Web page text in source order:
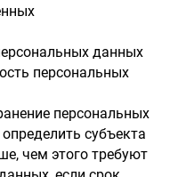
данных
персональных
персональных
субъекта
чем этого требуют